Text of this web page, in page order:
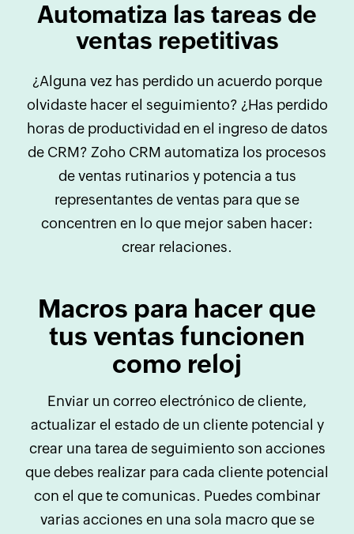
Automatiza las tareas de
ventas repetitivas
¿Alguna vez has perdido un acuerdo porque
olvidaste hacer el seguimiento? ¿Has perdido
horas de productividad en el ingreso de datos
de CRM? Zoho CRM automatiza los procesos
de ventas rutinarios y potencia a tus
representantes de ventas para que se
concentren en lo que mejor saben hacer:
crear relaciones.
Macros para hacer que
tus ventas funcionen
como reloj
Enviar un correo electrónico de cliente,
actualizar el estado de un cliente potencial y
crear una tarea de seguimiento son acciones
que debes realizar para cada cliente potencial
con el que te comunicas. Puedes combinar
varias acciones en una sola macro que se